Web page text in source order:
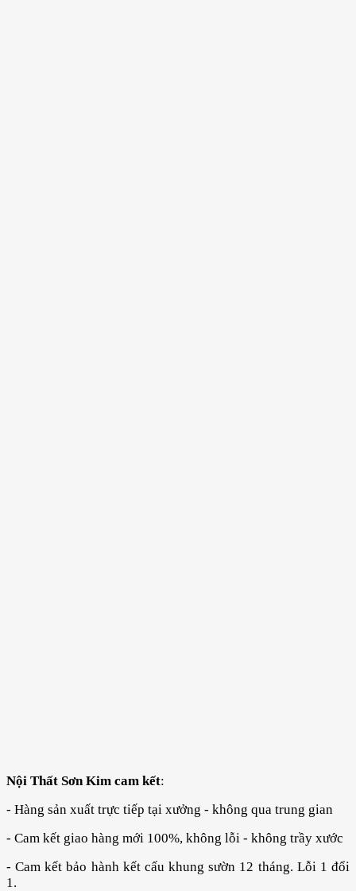
Nội Thất Sơn Kim cam kết:
- Hàng sản xuất trực tiếp tại xưởng - không qua trung gian
- Cam kết giao hàng mới 100%, không lỗi - không trầy xước
- Cam kết bảo hành kết cấu khung sườn 12 tháng. Lỗi 1 đổi
1.